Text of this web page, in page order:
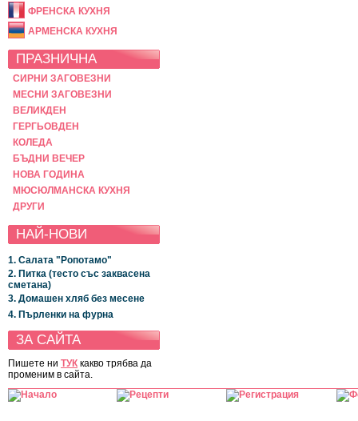
ФРЕНСКА КУХНЯ
АРМЕНСКА КУХНЯ
ПРАЗНИЧНА
СИРНИ ЗАГОВЕЗНИ
МЕСНИ ЗАГОВЕЗНИ
ВЕЛИКДЕН
ГЕРГЬОВДЕН
КОЛЕДА
БЪДНИ ВЕЧЕР
НОВА ГОДИНА
МЮСЮЛМАНСКА КУХНЯ
ДРУГИ
НАЙ-НОВИ
1. Салата "Ропотамо"
2. Питка (тесто със заквасена
сметана)
3. Домашен хляб без месене
4. Пърленки на фурна
ЗА САЙТА
Пишете ни ТУК какво трябва да
променим в сайта.